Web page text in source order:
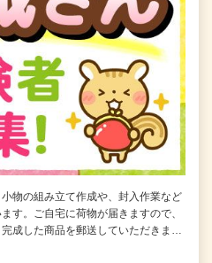
物の組み立て作成や、封入作業など
す。ご自宅に荷物が届きますので、
成した商品を郵送していただきま…